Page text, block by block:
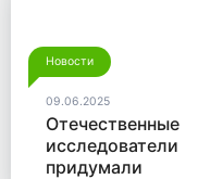
Новости
09.06.2025
Отечественные
исследователи
придумали